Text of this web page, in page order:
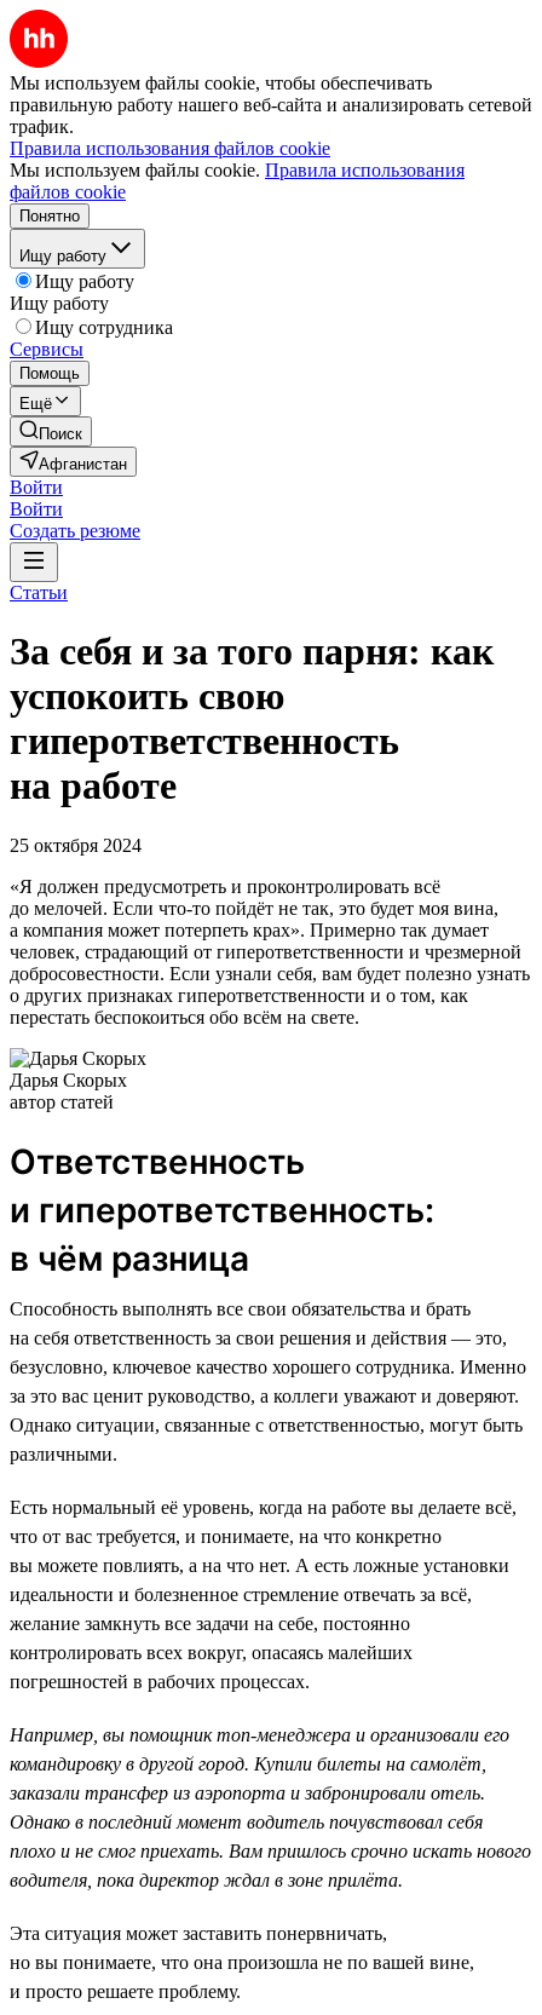
Мы используем файлы cookie, чтобы обеспечивать
правильную работу нашего веб-сайта и анализировать сетевой
трафик.
Правила использования файлов cookie
Мы используем файлы cookie. Правила использования
файлов cookie
Понятно
Ищу работу
Ищу работу
Ищу работу
Ищу сотрудника
Сервисы
Помощь
Ещё
Поиск
Афганистан
Войти
Войти
Создать резюме
Статьи
За себя и за того парня: как
успокоить свою
гиперответственность
на работе
25 октября 2024
«Я должен предусмотреть и проконтролировать всё
до мелочей. Если что-то пойдёт не так, это будет моя вина,
а компания может потерпеть крах». Примерно так думает
человек, страдающий от гиперответственности и чрезмерной
добросовестности. Если узнали себя, вам будет полезно узнать
о других признаках гиперответственности и о том, как
перестать беспокоиться обо всём на свете.
Дарья Скорых
автор статей
Ответственность
и гиперответственность:
в чём разница
Способность выполнять все свои обязательства и брать
на себя ответственность за свои решения и действия — это,
безусловно, ключевое качество хорошего сотрудника. Именно
за это вас ценит руководство, а коллеги уважают и доверяют.
Однако ситуации, связанные с ответственностью, могут быть
различными.
Есть нормальный её уровень, когда на работе вы делаете всё,
что от вас требуется, и понимаете, на что конкретно
вы можете повлиять, а на что нет. А есть ложные установки
идеальности и болезненное стремление отвечать за всё,
желание замкнуть все задачи на себе, постоянно
контролировать всех вокруг, опасаясь малейших
погрешностей в рабочих процессах.
Например, вы помощник топ-менеджера и организовали его
командировку в другой город. Купили билеты на самолёт,
заказали трансфер из аэропорта и забронировали отель.
Однако в последний момент водитель почувствовал себя
плохо и не смог приехать. Вам пришлось срочно искать нового
водителя, пока директор ждал в зоне прилёта.
Эта ситуация может заставить понервничать,
но вы понимаете, что она произошла не по вашей вине,
и просто решаете проблему.